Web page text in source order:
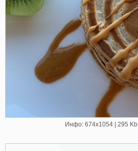
Инфо: 674х1054 | 295 Kb